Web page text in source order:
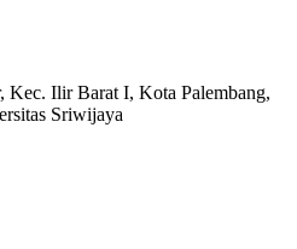
Kec. Ilir Barat I, Kota Palembang,
Sriwijaya